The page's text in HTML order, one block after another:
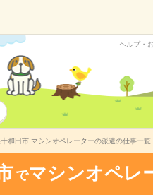
ヘルプ・
和田市 マシンオペレーターの派遣の仕事一覧
でマシンオペレ